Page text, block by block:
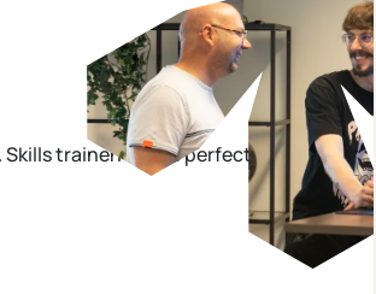
voor